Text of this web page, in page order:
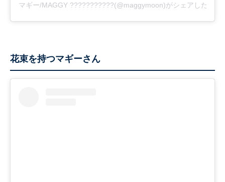
マギー/MAGGY ???????????(@maggymoon)がシェアした投稿
花束を持つマギーさん